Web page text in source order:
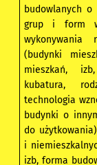
budowlanych
grup i form
wykonywania
(budynki
mieszkań,
kubatura,
technologia
budynki o
do
i
izb, forma